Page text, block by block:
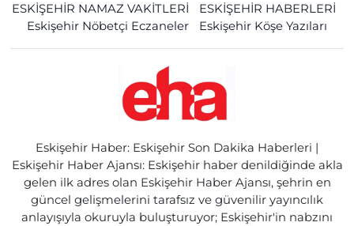
ESKİŞEHİR NAMAZ VAKİTLERİ
ESKİŞEHİR HABERLERİ
Eskişehir Nöbetçi Eczaneler
Eskişehir Köşe Yazıları
Eskişehir Haber: Eskişehir Son Dakika Haberleri |
Eskişehir Haber Ajansı: Eskişehir haber denildiğinde akla
gelen ilk adres olan Eskişehir Haber Ajansı, şehrin en
güncel gelişmelerini tarafsız ve güvenilir yayıncılık
anlayışıyla okuruyla buluşturuyor; Eskişehir'in nabzını